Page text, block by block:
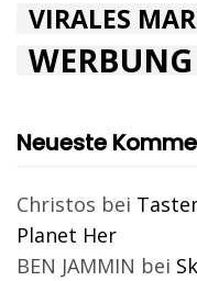
VIRALES
WERBUNG
Neueste
Christos bei
Planet Her
BEN JAMMIN bei